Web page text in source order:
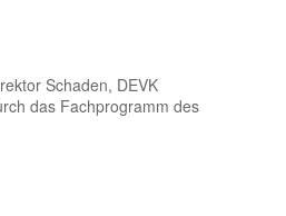
Schaden, DEVK
das Fachprogramm des